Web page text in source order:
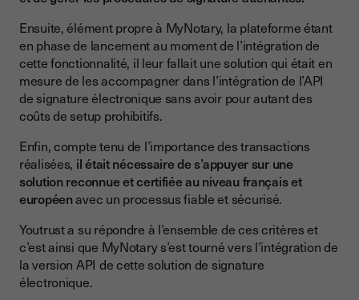
Ensuite, élément propre à MyNotary, la plateforme étant
en phase de lancement au moment de l’intégration de
cette fonctionnalité, il leur fallait une solution qui était en
mesure de les accompagner dans l’intégration de l’API
de signature électronique sans avoir pour autant des
coûts de setup prohibitifs.
Enfin, compte tenu de l’importance des transactions
réalisées, il était nécessaire de s’appuyer sur une
solution reconnue et certifiée au niveau français et
européenavec un processus fiable et sécurisé.
Youtrust a su répondre à l’ensemble de ces critères et
c’est ainsi que MyNotary s’est tourné vers l’intégration de
la version API de cette solution de signature
électronique.